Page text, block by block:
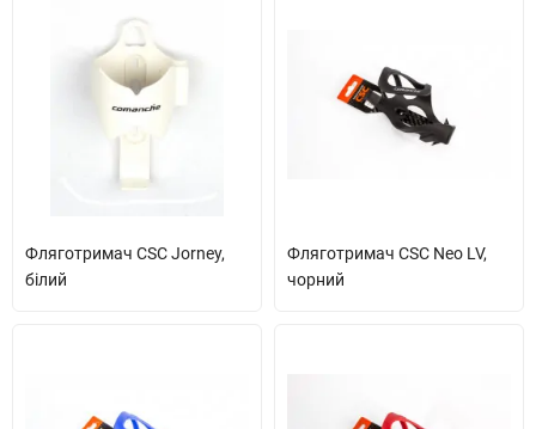
Фляготримач CSC Jorney,
білий
Фляготримач CSC Neo LV,
чорний